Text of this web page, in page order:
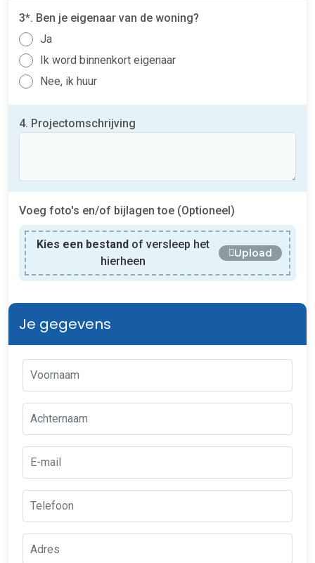
3*. Ben je eigenaar van de woning?
Ja
Ik word binnenkort eigenaar
Nee, ik huur
4. Projectomschrijving
Voeg foto's en/of bijlagen toe (Optioneel)
Kies een bestand of versleep het
hierheen
Upload
Je gegevens